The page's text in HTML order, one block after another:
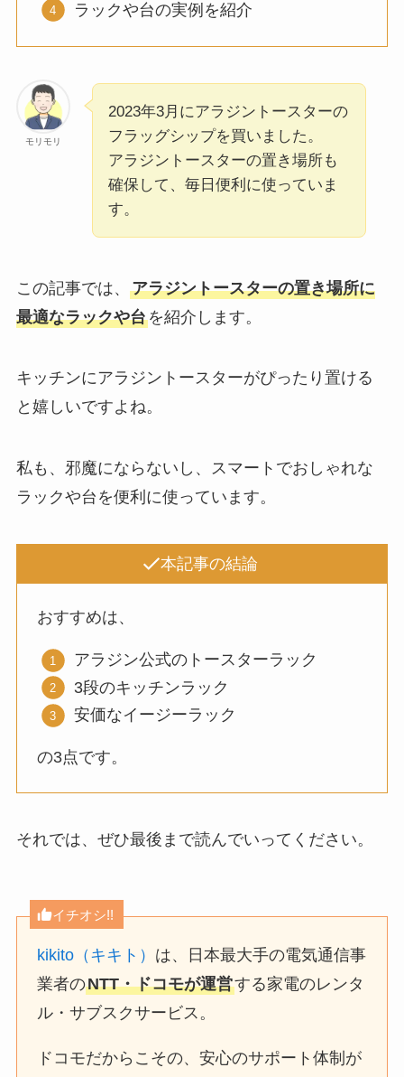
ラックや台の実例を紹介
モリモリ
2023年3月にアラジントースターの
フラッグシップを買いました。
アラジントースターの置き場所も
確保して、毎日便利に使っていま
す。
この記事では、 アラジントースターの置き場所に
最適なラックや台を紹介します。
キッチンにアラジントースターがぴったり置ける
と嬉しいですよね。
私も、邪魔にならないし、スマートでおしゃれな
ラックや台を便利に使っています。
本記事の結論
おすすめは、
アラジン公式のトースターラック
3段のキッチンラック
安価なイージーラック
の3点です。
それでは、ぜひ最後まで読んでいってください。
イチオシ!!
kikito（キキト） は、日本最大手の電気通信事
業者のNTT・ドコモが運営する家電のレンタ
ル・サブスクサービス。
ドコモだからこその、安心のサポート体制が